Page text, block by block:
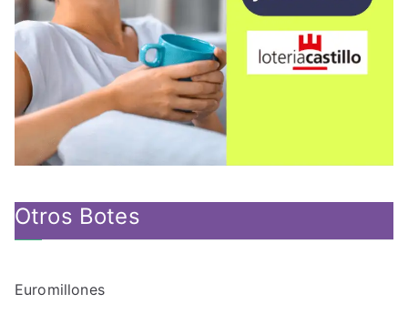
Otros Botes
Euromillones